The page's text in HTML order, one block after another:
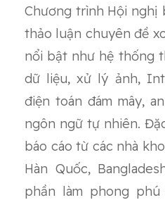
Chương trình Hội nghị
thảo luận chuyên đề
nổi bật như hệ thống
dữ liệu, xử lý ảnh,
điện toán đám mây,
ngôn ngữ tự nhiên.
báo cáo từ các nhà
Hàn Quốc,
phần làm phong